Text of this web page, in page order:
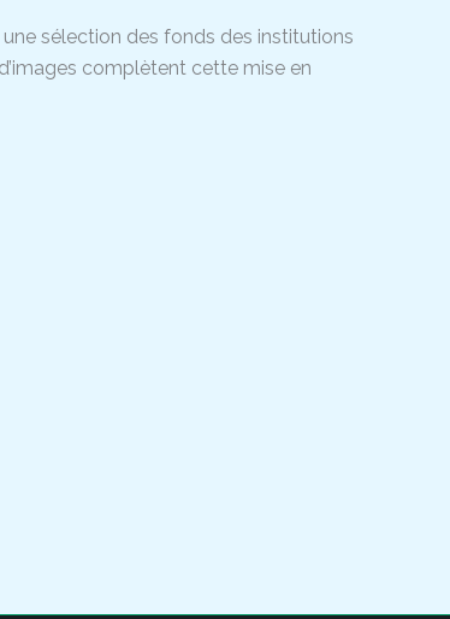
sélection des fonds des institutions
complètent cette mise en